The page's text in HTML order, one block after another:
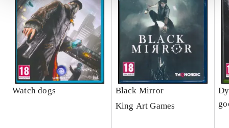
Watch dogs
Black Mirror
King Art Games